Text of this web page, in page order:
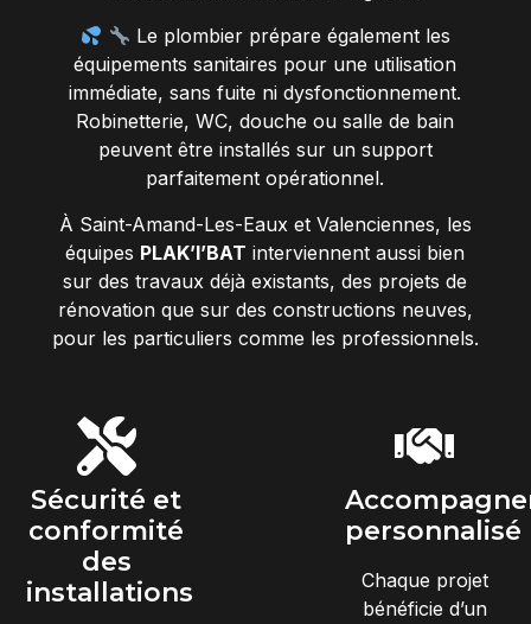
Le plombier prépare également les
équipements sanitaires pour une utilisation
immédiate, sans fuite ni dysfonctionnement.
Robinetterie, WC, douche ou salle de bain
peuvent être installés sur un support
parfaitement opérationnel.
À Saint-Amand-Les-Eaux et Valenciennes, les
équipes PLAK’I’BAT interviennent aussi bien
sur des travaux déjà existants, des projets de
rénovation que sur des constructions neuves,
pour les particuliers comme les professionnels.
Sécurité et
conformité
des
installations
personnalisé
Chaque projet
bénéficie d’un